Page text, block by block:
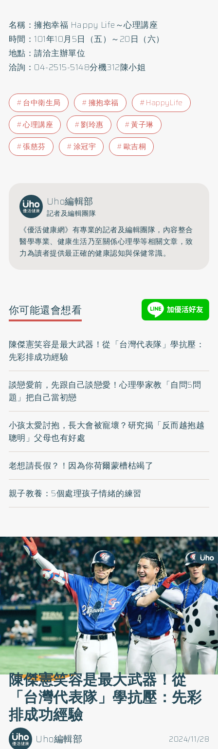
名稱：擁抱幸福 Happy Life～心理講座
時間：101年10月5日（五）～20日（六）
地點：請洽主辦單位
洽詢：04-2515-5148分機312陳小姐
台中衛生局 擁抱幸福
HappyLife
心理講座
劉玲惠
黃子琳
張慈芬
涂冠宇 歐吉桐
Uho編輯部
記者及編輯團隊
《優活健康網》有專業的記者及編輯團隊，內容整合
醫學專業、健康生活乃至關係心理學等相關文章，致
力為讀者提供最正確的健康認知與保健常識。
你可能還會想看
陳傑憲笑容是最大武器！從「台灣代表隊」學抗壓：
先彩排成功經驗
談戀愛前，先跟自己談戀愛！心理學家教「自問5問
題」把自己當初戀
小孩太愛討抱，長大會被寵壞？研究揭「反而越抱越
聰明」父母也有好處
老想請長假？！因為你荷爾蒙槽枯竭了
親子教養：5個處理孩子情緒的練習
陳傑憲笑容是最大武器！從
「台灣代表隊」學抗壓：先彩
排成功經驗
2024/11/28
Uho編輯部